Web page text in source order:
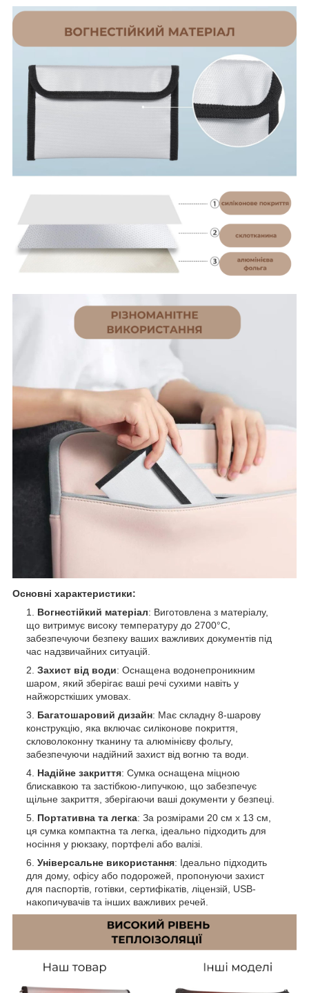
Основні характеристики:
Вогнестійкий матеріал: Виготовлена з матеріалу,
що витримує високу температуру до 2700°С,
забезпечуючи безпеку ваших важливих документів під
час надзвичайних ситуацій.
Захист від води: Оснащена водонепроникним
шаром, який зберігає ваші речі сухими навіть у
найжорсткіших умовах.
Багатошаровий дизайн: Має складну 8-шарову
конструкцію, яка включає силіконове покриття,
скловолоконну тканину та алюмінієву фольгу,
забезпечуючи надійний захист від вогню та води.
Надійне закриття: Сумка оснащена міцною
блискавкою та застібкою-липучкою, що забезпечує
щільне закриття, зберігаючи ваші документи у безпеці.
Портативна та легка: За розмірами 20 см х 13 см,
ця сумка компактна та легка, ідеально підходить для
носіння у рюкзаку, портфелі або валізі.
Універсальне використання: Ідеально підходить
для дому, офісу або подорожей, пропонуючи захист
для паспортів, готівки, сертифікатів, ліцензій, USB-
накопичувачів та інших важливих речей.